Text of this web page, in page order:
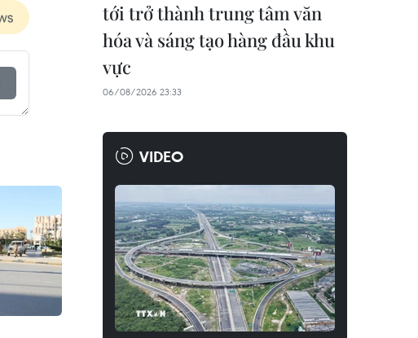
tới trở thành trung tâm văn
hóa và sáng tạo hàng đầu khu
vực
06/08/2026 23:33
VIDEO